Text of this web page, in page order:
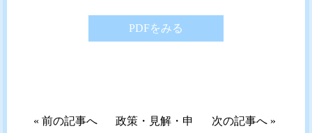
PDFをみる
«前の記事へ
政策・見解・申
次の記事へ»